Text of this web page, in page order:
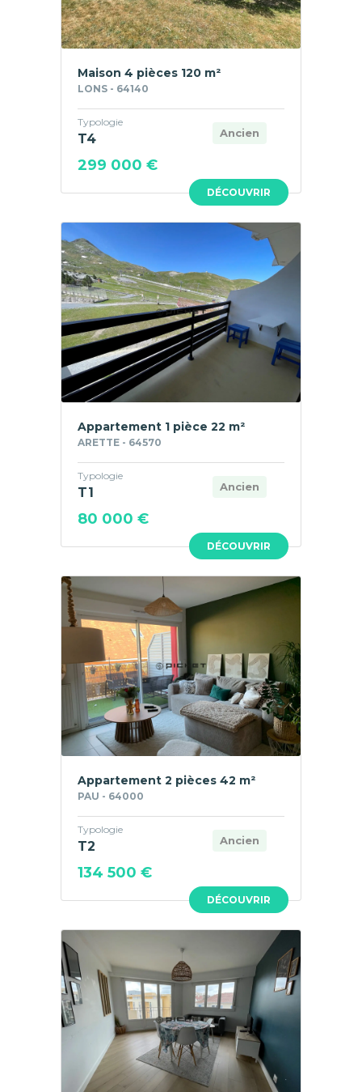
DÉCOUVRIR
Maison 4 pièces 120 m²
LONS - 64140
Ancien
Typologie
T4
299 000 €
DÉCOUVRIR
Appartement 1 pièce 22 m²
ARETTE - 64570
Ancien
Typologie
T1
80 000 €
DÉCOUVRIR
Appartement 2 pièces 42 m²
PAU - 64000
Ancien
Typologie
T2
134 500 €